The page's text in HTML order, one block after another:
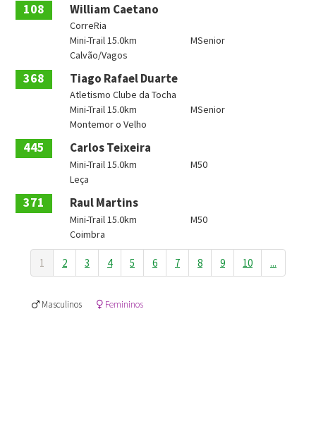
108 William Caetano
CorreRia
Mini-Trail 15.0km
MSenior
Calvão/Vagos
368 Tiago Rafael Duarte
Atletismo Clube da Tocha
Mini-Trail 15.0km
MSenior
Montemor o Velho
445 Carlos Teixeira
Mini-Trail 15.0km
M50
Leça
371 Raul Martins
Mini-Trail 15.0km
M50
Coimbra
1 2 3 4 5 6 7 8 9 10 ...
Masculinos Femininos